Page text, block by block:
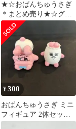
★☆おぱんちゅうさぎ
＊まとめ売り★☆グッ
ズ
¥300
おぱんちゅうさぎ ミニ
フィギュア 2体セッ
ト まとめ売り